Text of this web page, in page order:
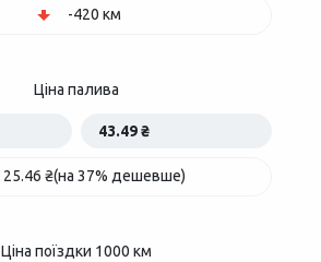
-420 км
Ціна палива
43.49 ₴
25.46 ₴(на 37% дешевше)
Ціна поїздки 1000 км